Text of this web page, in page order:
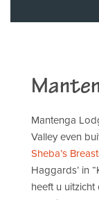
Mantenga
Valley even
Sheba’s
Haggards’ in
heeft u